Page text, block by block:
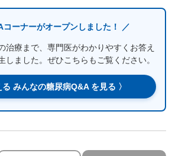
コーナーがオープンしました！ ／
治療まで、専門医がわかりやすくお答え
しました。ぜひこちらもご覧ください。
みんなの糖尿病Q&A を見る 〉